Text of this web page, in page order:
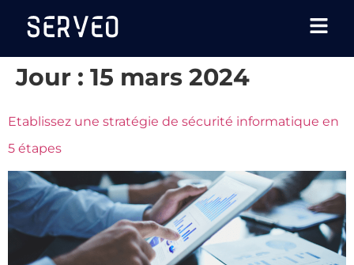
Jour : 15 mars 2024
Etablissez une stratégie de sécurité informatique en
5 étapes